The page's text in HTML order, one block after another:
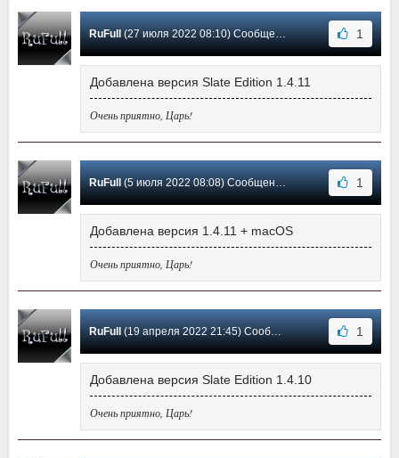
RuFull(27 июля 2022 08:10) Сообщение #38 1
Добавлена версия Slate Edition 1.4.11
Очень приятно, Царь!
RuFull(5 июля 2022 08:08) Сообщение #37 1
Добавлена версия 1.4.11 + macOS
Очень приятно, Царь!
RuFull(19 апреля 2022 21:45) Сообщение #36 1
Добавлена версия Slate Edition 1.4.10
Очень приятно, Царь!